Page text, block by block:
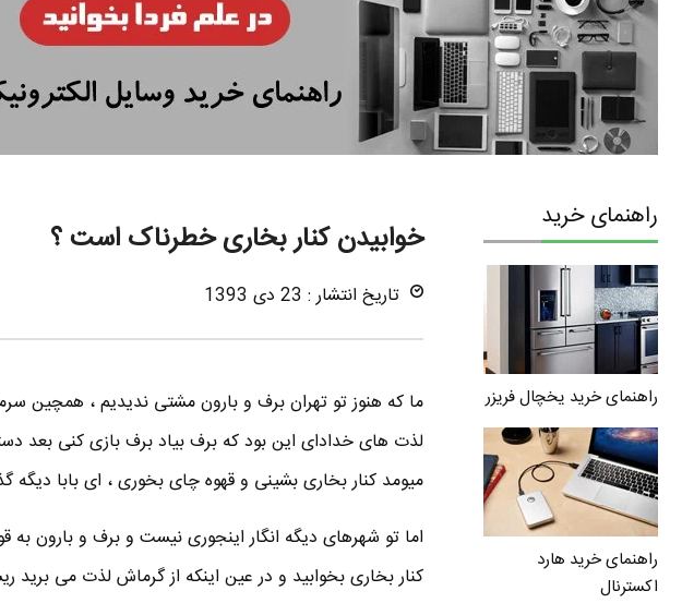
راهنمای خرید
راهنمای خرید یخچال فریزر
راهنمای خرید هارد
اکسترنال
خوابیدن کنار بخاری خطرناک است ؟
تاریخ انتشار : 23 دی 1393
ما که هنوز تو تهران برف و بارون مشتی ندیدیم ، همچین
لذت های خدادای این بود که برف بیاد برف بازی کنی بعد
میومد کنار بخاری بشینی و قهوه چای بخوری ، ای بابا
اما تو شهرهای دیگه انگار اینجوری نیست و برف و بارون
کنار بخاری بخوابید و در عین اینکه از گرماش لذت می